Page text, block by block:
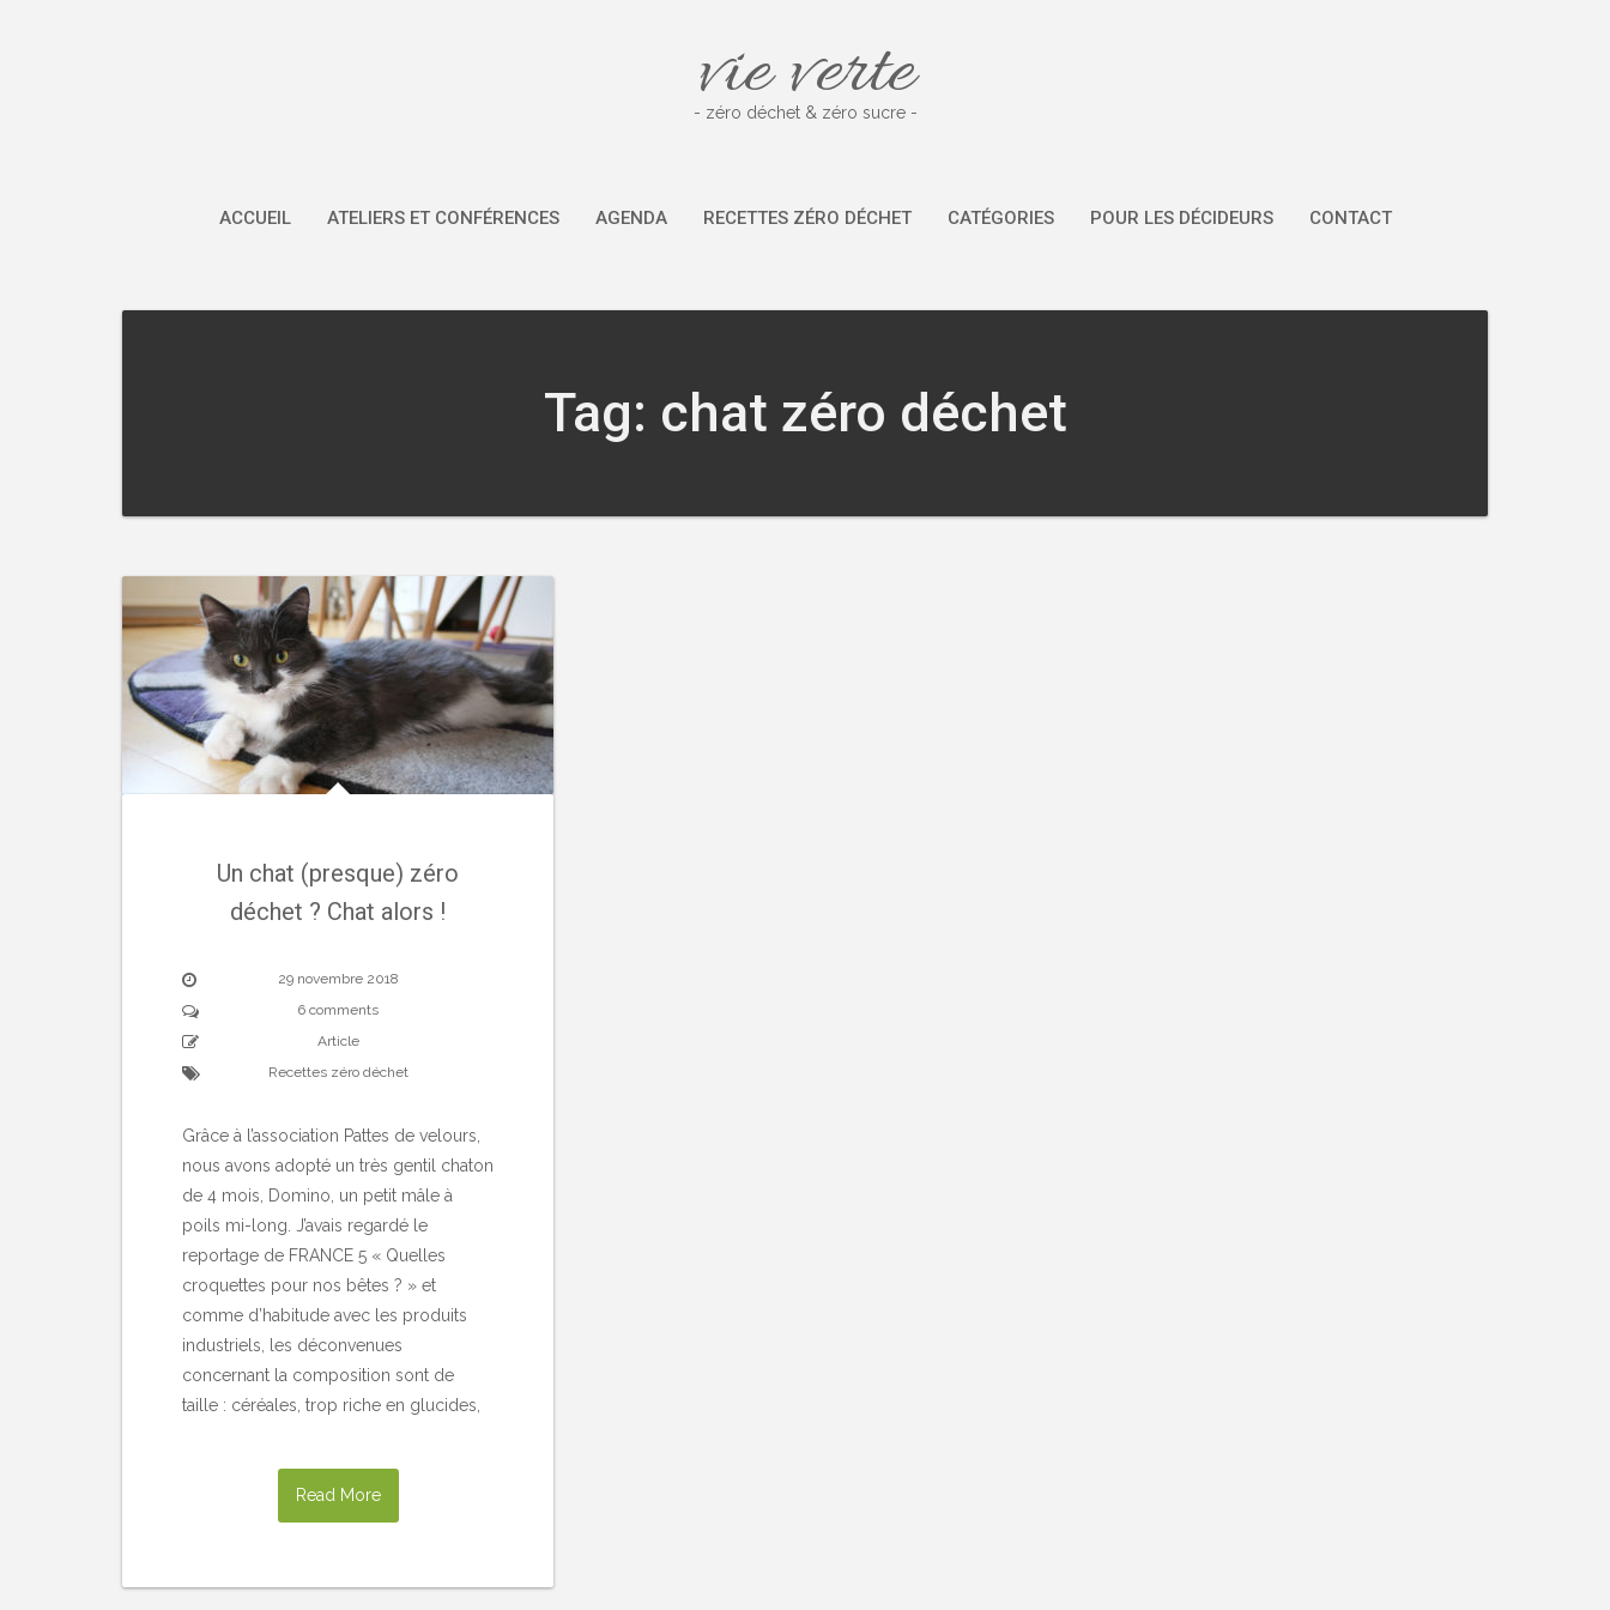
vie verte
- zéro déchet & zéro sucre -
ACCUEIL ATELIERS ET CONFÉRENCES AGENDA RECETTES ZÉRO DÉCHET CATÉGORIES POUR LES DÉCIDEURS CONTACT
Tag: chat zéro déchet
Un chat (presque) zéro
déchet ? Chat alors !
29 novembre 2018
6 comments
Article
Recettes zéro déchet
Grâce à l’association Pattes de velours,
nous avons adopté un très gentil chaton
de 4 mois, Domino, un petit mâle à
poils mi-long. J’avais regardé le
reportage de FRANCE 5 « Quelles
croquettes pour nos bêtes ? » et
comme d’habitude avec les produits
industriels, les déconvenues
concernant la composition sont de
taille : céréales, trop riche en glucides,
Read More